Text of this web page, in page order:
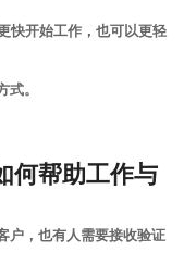
快开始工作，也可以更轻
。
何帮助工作与
户，也有人需要接收验证